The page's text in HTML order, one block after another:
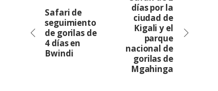
Safari de
seguimiento
de gorilas de
4 días en
Bwindi
días por la
ciudad de
Kigali y el
parque
nacional de
gorilas de
Mgahinga